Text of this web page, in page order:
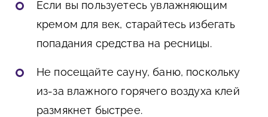
Если вы пользуетесь увлажняющим
кремом для век, старайтесь избегать
попадания средства на ресницы.
Не посещайте сауну, баню, поскольку
из-за влажного горячего воздуха клей
размякнет быстрее.